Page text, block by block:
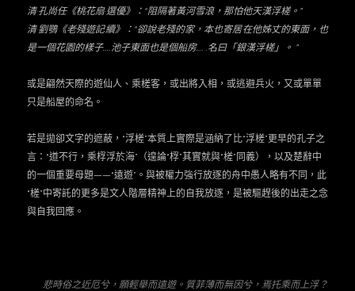
清·孔尚任《桃花扇·選優》：“阻隔著黃河雪浪，那怕他天漢浮槎。”
清·劉鶚《老殘遊記續》：“卻說老殘的家，本也寄居在他姊丈的東面，也
是一個花園的樣子……池子東面也是個船房….. .名曰「銀漢浮槎」。 ”
或是翩然天際的遊仙人、乘槎客，或出將入相，或逃避兵火，又或單單
只是船屋的命名。
若是拋卻文字的遮蔽，“浮槎”本質上實際是涵納了比“浮槎”更早的孔子之
言：“道不行，乘桴浮於海”（遑論“桴”其實就與“槎”同義），以及楚辭中
的一個重要母題——“遠遊”。與被權力強行放逐的舟中愚人略有不同，此
“槎”中寄託的更多是文人階層精神上的自我放逐，是被驅趕後的出走之念
與自我回應。
悲時俗之近厄兮，願輕舉而遠遊。質菲薄而無因兮，焉托乘而上浮？